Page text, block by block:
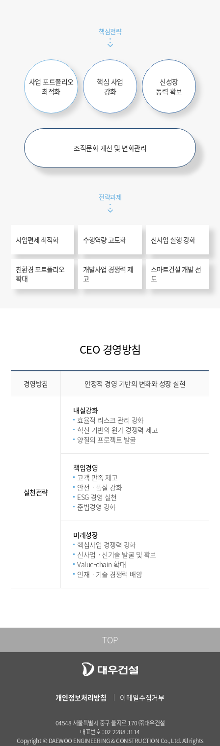
핵심전략
사업 포트폴리오
최적화
핵심 사업
강화
신성장
동력 확보
조직문화 개선 및 변화관리
전략과제
사업편제 최적화 수행역량 고도화 신사업 실행 강화
친환경 포트폴리오
확대
개발사업 경쟁력 제
고
스마트건설 개발 선
도
CEO 경영방침
경영방침 안정적 경영 기반의 변화와 성장 실현
실천전략
내실강화
효율적 리스크 관리 강화
혁신 기반의 원가 경쟁력 제고
양질의 프로젝트 발굴
책임경영
고객 만족 제고
안전ㆍ품질 강화
ESG 경영 실천
준법경영 강화
미래성장
핵심사업 경쟁력 강화
신사업ㆍ신기술 발굴 및 확보
Value-chain 확대
인재ㆍ기술 경쟁력 배양
TOP
개인정보처리방침 이메일수집거부
04548 서울특별시 중구 을지로 170 ㈜대우건설
대표번호 : 02-2288-3114
Copyright © DAEWOO ENGINEERING & CONSTRUCTION Co., Ltd. All rights